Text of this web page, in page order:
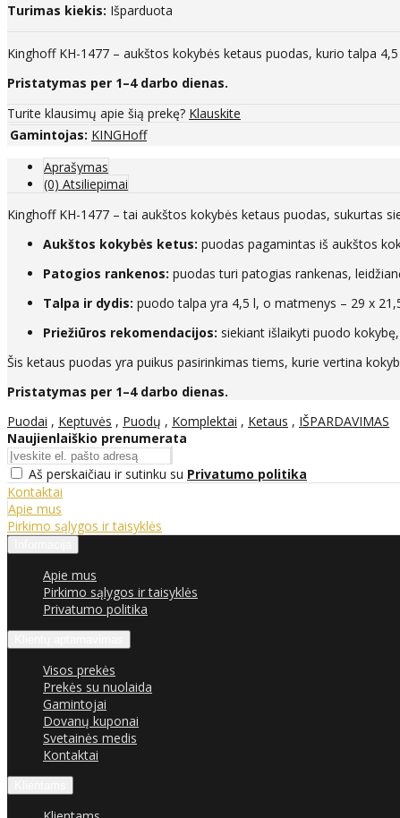
Turimas kiekis: Išparduota
Kinghoff KH-1477 – aukštos kokybės ketaus puodas, kurio talpa
Pristatymas per 1–4 darbo dienas.
Turite klausimų apie šią prekę? Klauskite
Gamintojas: KINGHoff
Aprašymas
(0) Atsiliepimai
Kinghoff KH-1477 – tai aukštos kokybės ketaus puodas, sukurtas
Aukštos kokybės ketus: puodas pagamintas iš aukštos
Patogios rankenos: puodas turi patogias rankenas,
Talpa ir dydis: puodo talpa yra 4,5 l, o matmenys – 29 x
Priežiūros rekomendacijos: siekiant išlaikyti puodo
Šis ketaus puodas yra puikus pasirinkimas tiems, kurie vertina
Pristatymas per 1–4 darbo dienas.
Puodai , Keptuvės , Puodų , Komplektai , Ketaus , IŠPARDAVIMAS
Naujienlaiškio prenumerata
Aš perskaičiau ir sutinku su Privatumo politika
Kontaktai
Apie mus
Pirkimo sąlygos ir taisyklės
Apie mus
Pirkimo sąlygos ir taisyklės
Privatumo politika
Visos prekės
Prekės su nuolaida
Gamintojai
Dovanų kuponai
Svetainės medis
Kontaktai